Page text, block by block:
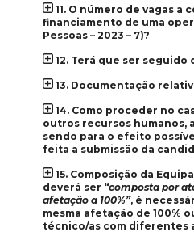
11. O número de vagas
financiamento de uma
Pessoas – 2023 – 7)?
12. Terá que ser seguido
13. Documentação
14. Como proceder no
outros recursos humanos,
sendo para o efeito
feita a submissão da
15. Composição da
deverá ser “composta por
afetação a 100%”, é
mesma afetação de 100%
técnico/as com diferentes